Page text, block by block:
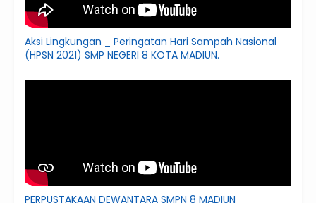
Aksi Lingkungan _ Peringatan Hari Sampah Nasional
(HPSN 2021) SMP NEGERI 8 KOTA MADIUN.
PERPUSTAKAAN DEWANTARA SMPN 8 MADIUN